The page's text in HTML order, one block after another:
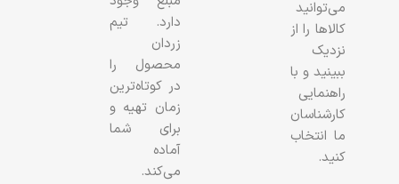
می‌توانید
کالاها را از
نزدیک
ببینید و با
راهنمایی
کارشناسان
ما انتخاب
کنید.
دارد. تیم
زردان
محصول را
در کوتاه‌ترین
زمان تهیه و
برای شما
آماده
می‌کند.